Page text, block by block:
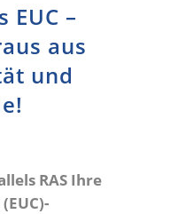
EUC –
aus
und
RAS Ihre